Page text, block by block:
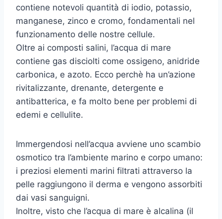
contiene notevoli quantità di iodio, potassio,
manganese, zinco e cromo, fondamentali nel
funzionamento delle nostre cellule.
Oltre ai composti salini, l’acqua di mare
contiene gas disciolti come ossigeno, anidride
carbonica, e azoto. Ecco perchè ha un’azione
rivitalizzante, drenante, detergente e
antibatterica, e fa molto bene per problemi di
edemi e cellulite.
Immergendosi nell’acqua avviene uno scambio
osmotico tra l’ambiente marino e corpo umano:
i preziosi elementi marini filtrati attraverso la
pelle raggiungono il derma e vengono assorbiti
dai vasi sanguigni.
Inoltre, visto che l’acqua di mare è alcalina (il